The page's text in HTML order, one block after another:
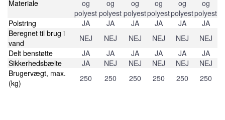
Materiale
og
polyest
og
polyest
og
polyest
og
polyest
og
polyest
og
polyest
Polstring
JA JA JA JA JA
JA
Beregnet til brug i
vand
NEJ NEJ NEJ NEJ NEJ
NEJ
Delt benstøtte
JA JA JA JA JA
JA
Sikkerhedsbælte
JA NEJ NEJ NEJ NEJ
NEJ
Brugervægt, max.
(kg)
250 250 250 250 250 250